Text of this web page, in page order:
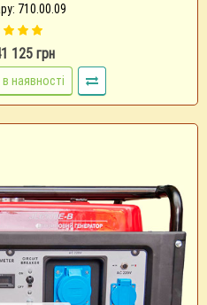
710.00.09
125 грн
наявності